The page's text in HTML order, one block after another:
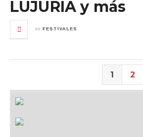
LUJURIA y más
en FESTIVALES
1 2